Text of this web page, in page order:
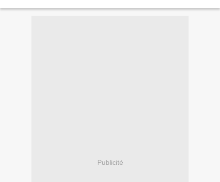
Publicité